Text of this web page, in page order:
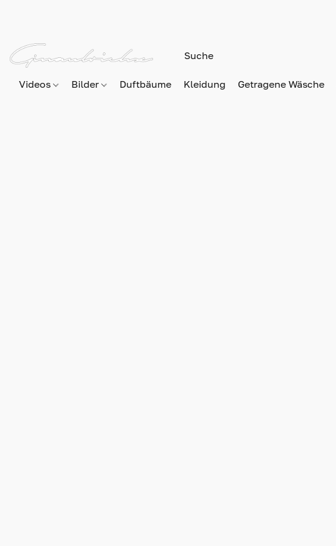
Videos Bilder Duftbäume Kleidung Getragene Wäsche